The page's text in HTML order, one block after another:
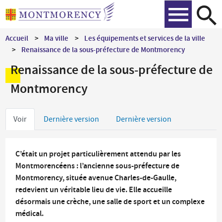
Aller
au
principal
Accueil Ma ville
Les équipements et services de la ville
Renaissance de la sous-préfecture de Montmorency
Renaissance de la sous-préfecture de
Montmorency
Onglets
Voir Dernière version Dernière version
C’était un projet particulièrement attendu par les
Montmorencéens : l’ancienne sous-préfecture de
Montmorency, située avenue Charles-de-Gaulle,
redevient un véritable lieu de vie. Elle accueille
désormais une crèche, une salle de sport et un complexe
médical.